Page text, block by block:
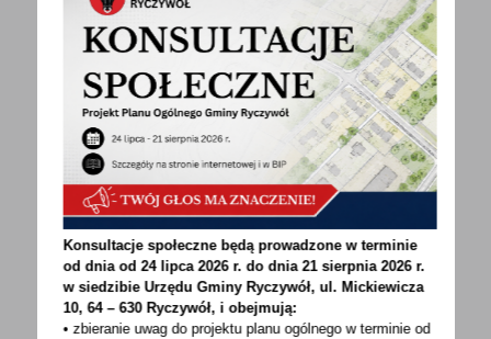
POWRÓT UDOSTĘPNIJ
POPRZEDNI NASTĘPNY
Spodobała Ci się informacja? Zostaw nam swoją opinię
- to dla Ciebie staramy się być najlepsi, a Twoje zdanie
bardzo nam w tym pomoże!
Konsultacje społeczne będą prowadzone w terminie
od dnia od 24 lipca 2026 r. do dnia 21 sierpnia 2026 r.
w siedzibie Urzędu Gminy Ryczywół, ul. Mickiewicza
10, 64 – 630 Ryczywół, i obejmują:
• zbieranie uwag do projektu planu ogólnego w terminie od